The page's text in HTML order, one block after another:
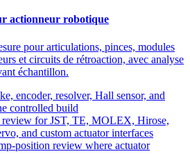
actionneur robotique
pour articulations, pinces, modules
et circuits de rétroaction, avec analyse
échantillon.
encoder, resolver, Hall sensor, and
controlled build
review for JST, TE, MOLEX, Hirose,
and custom actuator interfaces
position review where actuator